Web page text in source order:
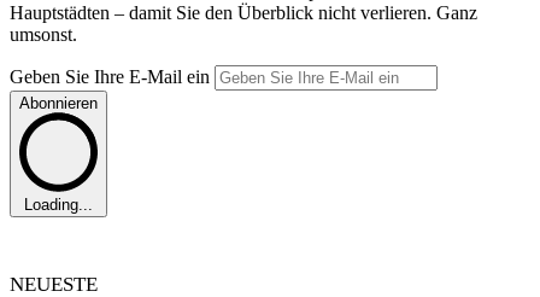
Hauptstädten – damit Sie den Überblick nicht verlieren. Ganz
umsonst.
Geben Sie Ihre E-Mail ein
Abonnieren
Loading...
NEUESTE